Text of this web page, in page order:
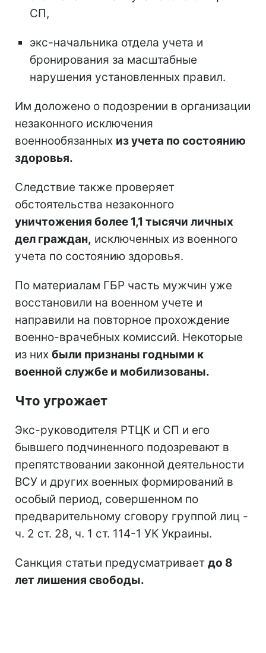
СП,
экс-начальника отдела учета и
бронирования за масштабные
нарушения установленных правил.
Им доложено о подозрении в организации
незаконного исключения
военнообязанных из учета по состоянию
здоровья.
Следствие также проверяет
обстоятельства незаконного
уничтожения более 1,1 тысячи личных
дел граждан, исключенных из военного
учета по состоянию здоровья.
По материалам ГБР часть мужчин уже
восстановили на военном учете и
направили на повторное прохождение
военно-врачебных комиссий. Некоторые
из них были признаны годными к
военной службе и мобилизованы.
Что угрожает
Экс-руководителя РТЦК и СП и его
бывшего подчиненного подозревают в
препятствовании законной деятельности
ВСУ и других военных формирований в
особый период, совершенном по
предварительному сговору группой лиц -
ч. 2 ст. 28, ч. 1 ст. 114-1 УК Украины.
Санкция статьи предусматривает до 8
лет лишения свободы.